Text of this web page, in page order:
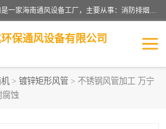
海南鑫艺达通风设备有限公司是一家海南通风设备工厂，主要从事：消防排烟工程、油烟净化工程、厨房排烟工程、酒店厨房设备、新风排风系统、镀锌铁皮管道加工、暖通工程、通风管道安装、消防火阀百叶风口等业务。公司拥有管道及配件一体化工厂生产线，良好的售后服务，良好的设计团队，良好的施工团队、良好管理人员，掌握畅通丰富的信息、市场渠道。
保通风设备有限公司
> 镀锌矩形风管 > 不锈钢风管加工 万宁
腐蚀